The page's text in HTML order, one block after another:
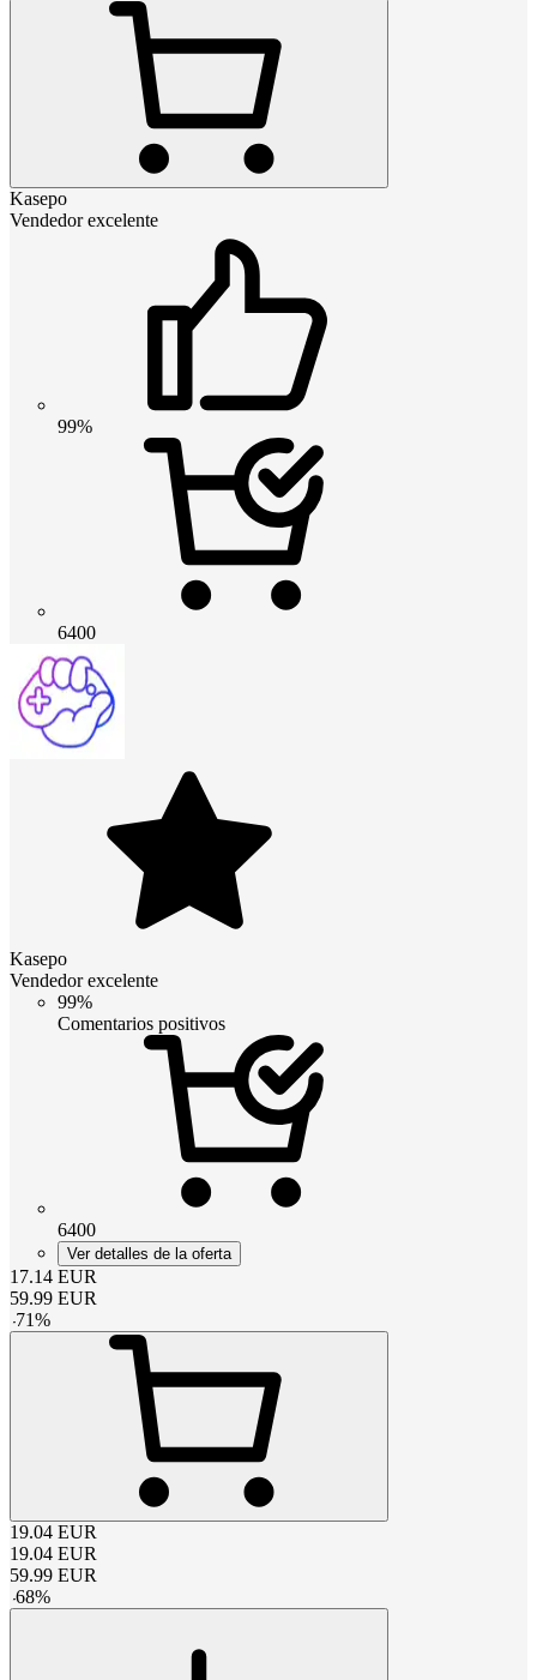
Kasepo
Vendedor excelente
99%
6400
Kasepo
Vendedor excelente
99%
Comentarios positivos
6400
Ver detalles de la oferta
17.14 EUR
59.99 EUR
-71%
19.04 EUR
19.04 EUR
59.99 EUR
-68%